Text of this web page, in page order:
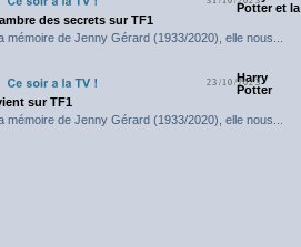
Potter et la
des secrets sur TF1
mémoire de Jenny Gérard (1933/2020), elle nous...
23/10/2023
Harry
Potter
sur TF1
mémoire de Jenny Gérard (1933/2020), elle nous...